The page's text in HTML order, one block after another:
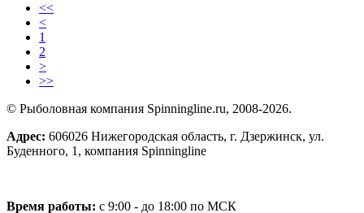
<<
<
1
2
>
>>
© Рыболовная компания Spinningline.ru, 2008-2026.
Адрес: 606026 Нижегородская область, г. Дзержинск, ул.
Буденного, 1, компания Spinningline
Время работы: с 9:00 - до 18:00 по МСК